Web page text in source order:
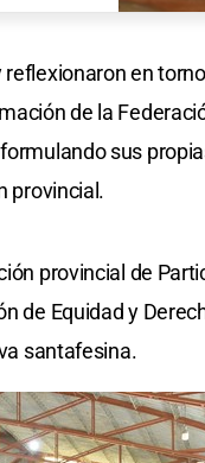
en
de la
sus
provincial.
provincial de
de Equidad y
santafesina.